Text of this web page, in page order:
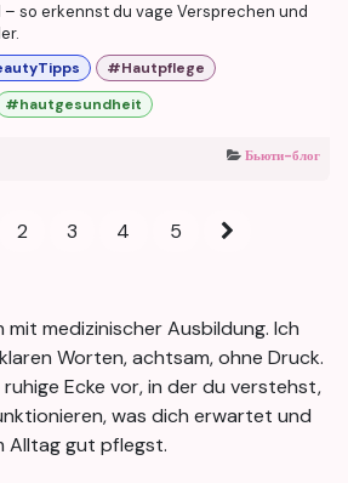
– so erkennst du vage Versprechen und
#Hautpflege
#hautgesundheit
Бьюти-блог
2 3 4 5
mit medizinischer Ausbildung. Ich
Worten, achtsam, ohne Druck.
Ecke vor, in der du verstehst,
was dich erwartet und
Alltag gut pflegst.